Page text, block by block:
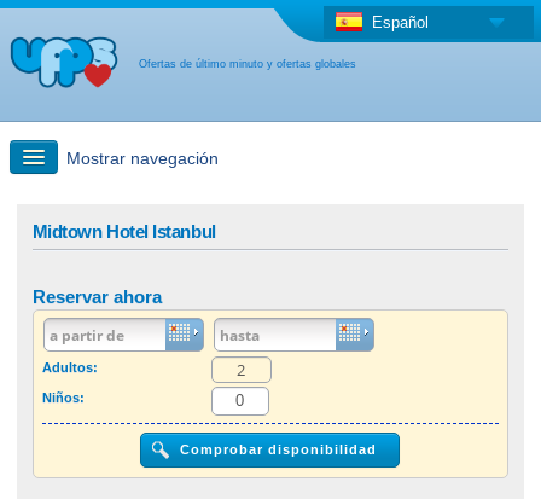
Ofertas de último minuto y ofertas globales
Español
Mostrar navegación
Oferta de última hora + Oferta global
otro país
Midtown Hotel Istanbul
Reservar ahora
Adultos:
Niños: